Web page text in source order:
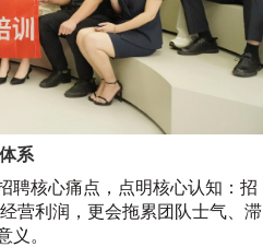
系
聘核心痛点，点明核心认知：招
营利润，更会拖累团队士气、滞
。